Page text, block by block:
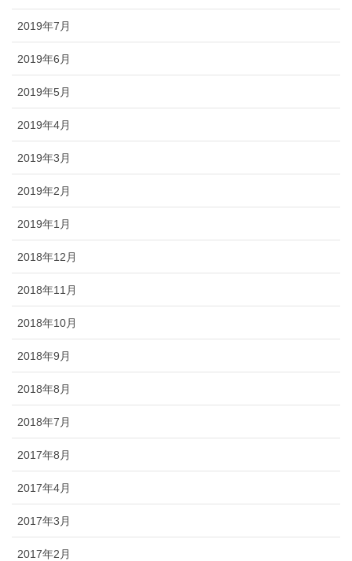
2019年7月
2019年6月
2019年5月
2019年4月
2019年3月
2019年2月
2019年1月
2018年12月
2018年11月
2018年10月
2018年9月
2018年8月
2018年7月
2017年8月
2017年4月
2017年3月
2017年2月